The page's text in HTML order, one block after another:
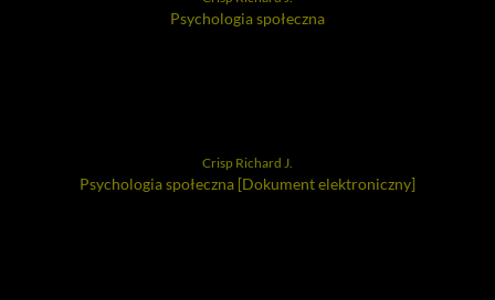
Psychologia społeczna
Crisp Richard J.
Psychologia społeczna [Dokument elektroniczny]